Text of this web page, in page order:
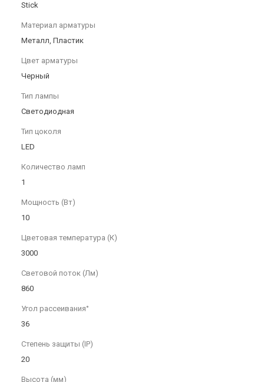
Stick
Материал арматуры
Металл, Пластик
Цвет арматуры
Черный
Тип лампы
Светодиодная
Тип цоколя
LED
Количество ламп
1
Мощность (Вт)
10
Цветовая температура (К)
3000
Световой поток (Лм)
860
Угол рассеивания°
36
Степень защиты (IP)
20
Высота (мм)